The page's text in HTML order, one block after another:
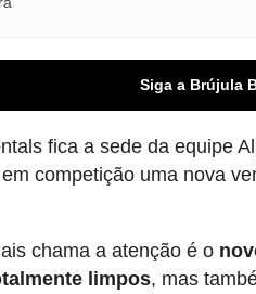
Siga a Brújula
fica a sede da equipe
competição uma nova
chama a atenção é o
limpos, mas